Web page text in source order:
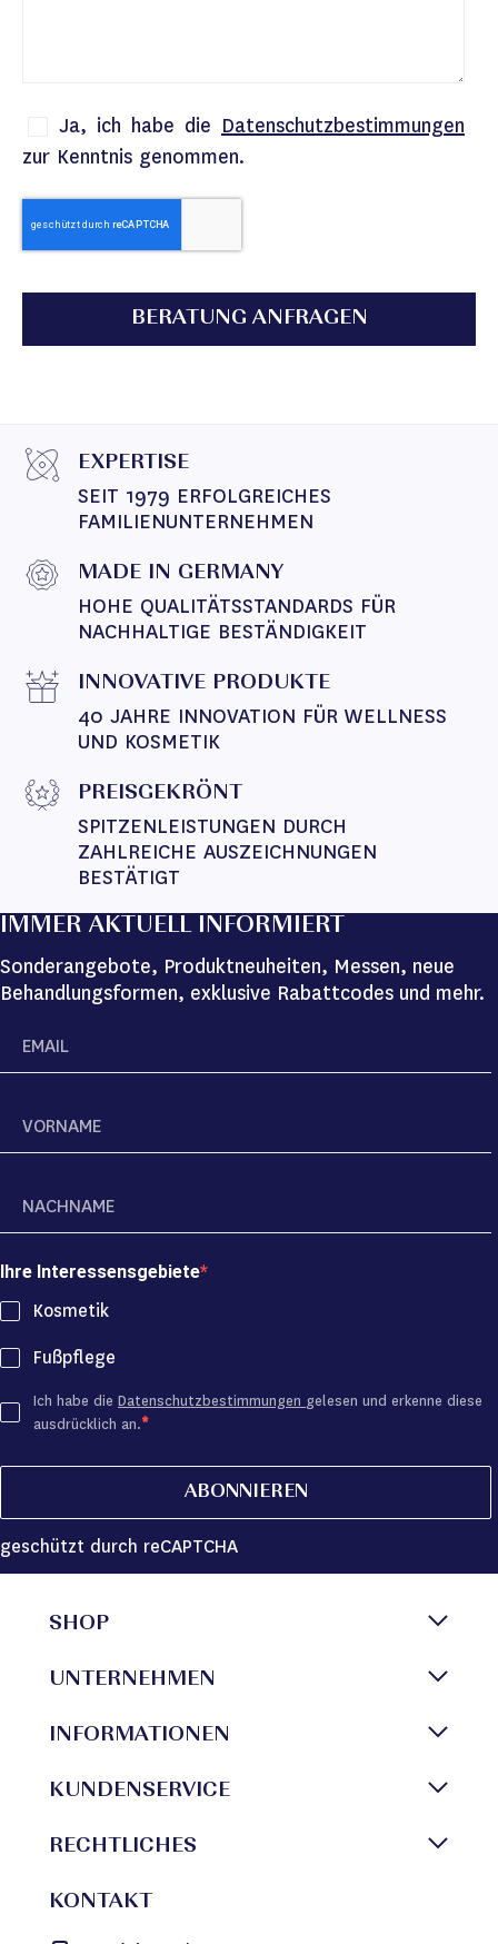
Ja, ich habe die Datenschutzbestimmungen
zur Kenntnis genommen.
BERATUNG ANFRAGEN
EXPERTISE
SEIT 1979 ERFOLGREICHES
FAMILIENUNTERNEHMEN
MADE IN GERMANY
HOHE QUALITÄTSSTANDARDS FÜR
NACHHALTIGE BESTÄNDIGKEIT
INNOVATIVE PRODUKTE
40 JAHRE INNOVATION FÜR WELLNESS
UND KOSMETIK
PREISGEKRÖNT
SPITZENLEISTUNGEN DURCH
ZAHLREICHE AUSZEICHNUNGEN
BESTÄTIGT
IMMER AKTUELL INFORMIERT
Sonderangebote, Produktneuheiten, Messen, neue
Behandlungsformen, exklusive Rabattcodes und mehr.
Ihre Interessensgebiete
Kosmetik
Fußpflege
Ich habe die Datenschutzbestimmungen gelesen und erkenne diese
ausdrücklich an.
ABONNIEREN
geschützt durch reCAPTCHA
SHOP
UNTERNEHMEN
INFORMATIONEN
KUNDENSERVICE
RECHTLICHES
KONTAKT